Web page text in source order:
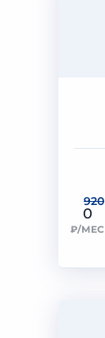
920
0
₽/МЕС